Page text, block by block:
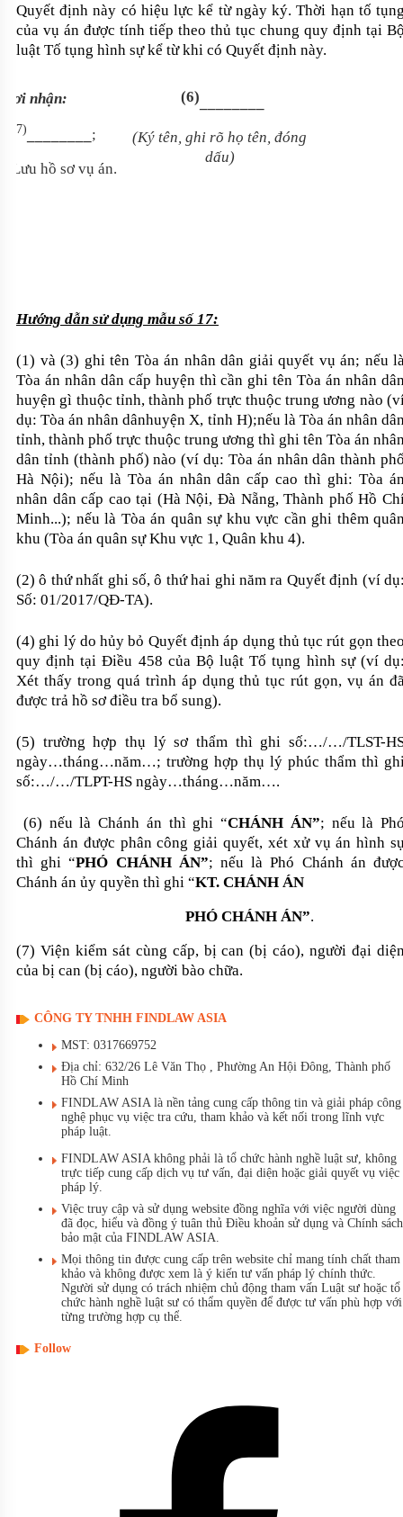
Quyết định này có hiệu lực kể từ ngày ký. Thời hạn tố
của vụ án được tính tiếp theo thủ tục chung quy định tại
luật Tố tụng hình sự kể từ khi có Quyết định này.
Nơi nhận:
(7)
;
- Lưu hồ sơ vụ án.
(6)
(Ký tên, ghi rõ họ tên, đóng
dấu)
Hướng dẫn sử dụng mẫu số 17:
(1) và (3) ghi tên Tòa án nhân dân giải quyết vụ án; nếu
Tòa án nhân dân cấp huyện thì cần ghi tên Tòa án nhân
huyện gì thuộc tỉnh, thành phố trực thuộc trung ương nào
dụ: Tòa án nhân dânhuyện X, tỉnh H);nếu là Tòa án nhân
tỉnh, thành phố trực thuộc trung ương thì ghi tên Tòa án
dân tỉnh (thành phố) nào (ví dụ: Tòa án nhân dân thành
Hà Nội); nếu là Tòa án nhân dân cấp cao thì ghi: Tòa
nhân dân cấp cao tại (Hà Nội, Đà Nẵng, Thành phố Hồ
Minh...); nếu là Tòa án quân sự khu vực cần ghi thêm
khu (Tòa án quân sự Khu vực 1, Quân khu 4).
(2)ô thứ nhất ghi số, ô thứ hai ghi năm ra Quyết định (ví
Số: 01/2017/QĐ-TA).
(4) ghi lý do hủy bỏ Quyết định áp dụng thủ tục rút gọn
quy định tại Điều 458 của Bộ luật Tố tụng hình sự (ví
Xét thấy trong quá trình áp dụng thủ tục rút gọn, vụ án
được trả hồ sơ điều tra bổ sung).
(5) trường hợp thụ lý sơ thẩm thì ghi số:…/…/TLST-
ngày…tháng…năm…; trường hợp thụ lý phúc thẩm thì
số:…/…/TLPT-HS ngày…tháng…năm….
(6) nếu là Chánh án thì ghi “CHÁNH ÁN”; nếu là
Chánh án được phân công giải quyết, xét xử vụ án hình
thì ghi “PHÓ CHÁNH ÁN”; nếu là Phó Chánh án
Chánh án ủy quyền thì ghi “KT. CHÁNH ÁN
PHÓ CHÁNH ÁN”.
(7) Viện kiểm sát cùng cấp, bị can (bị cáo), người đại
của bị can (bị cáo), người bào chữa.
CÔNG TY TNHH FINDLAW ASIA
MST: 0317669752
Địa chỉ: 632/26 Lê Văn Thọ , Phường An Hội Đông, Thành phố
Hồ Chí Minh
FINDLAW ASIA là nền tảng cung cấp thông tin và giải pháp công
nghệ phục vụ việc tra cứu, tham khảo và kết nối trong lĩnh vực
pháp luật.
FINDLAW ASIA không phải là tổ chức hành nghề luật sư, không
trực tiếp cung cấp dịch vụ tư vấn, đại diện hoặc giải quyết vụ việc
pháp lý.
Việc truy cập và sử dụng website đồng nghĩa với việc người dùng
đã đọc, hiểu và đồng ý tuân thủ Điều khoản sử dụng và Chính sách
bảo mật của FINDLAW ASIA.
Mọi thông tin được cung cấp trên website chỉ mang tính chất tham
khảo và không được xem là ý kiến tư vấn pháp lý chính thức.
Người sử dụng có trách nhiệm chủ động tham vấn Luật sư hoặc tổ
chức hành nghề luật sư có thẩm quyền để được tư vấn phù hợp với
từng trường hợp cụ thể.
Follow